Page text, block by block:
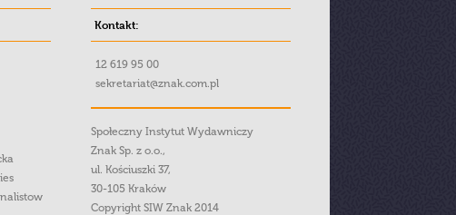
Kontakt:
12 619 95 00
sekretariat@znak.com.pl
Społeczny Instytut Wydawniczy
Znak Sp. z o.o.,
ul. Kościuszki 37,
30-105 Kraków
Copyright SIW Znak 2014